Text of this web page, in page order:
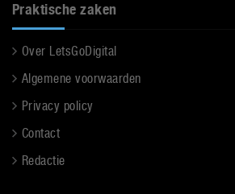
Praktische zaken
Over LetsGoDigital
Algemene voorwaarden
Privacy policy
Contact
Redactie